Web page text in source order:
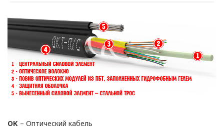
ОК – Оптический кабель